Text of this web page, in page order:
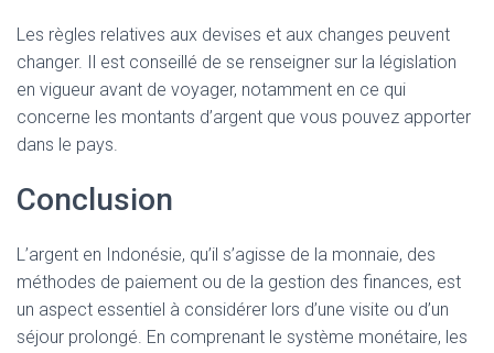
Les règles relatives aux devises et aux changes peuvent
changer. Il est conseillé de se renseigner sur la législation
en vigueur avant de voyager, notamment en ce qui
concerne les montants d’argent que vous pouvez apporter
dans le pays.
Conclusion
L’argent en Indonésie, qu’il s’agisse de la monnaie, des
méthodes de paiement ou de la gestion des finances, est
un aspect essentiel à considérer lors d’une visite ou d’un
séjour prolongé. En comprenant le système monétaire, les